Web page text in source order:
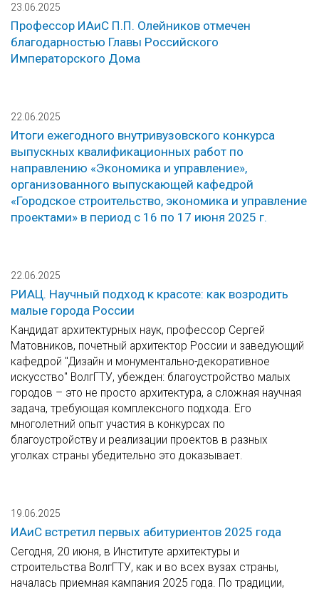
23.06.2025
Профессор ИАиС П.П. Олейников отмечен
благодарностью Главы Российского
Императорского Дома
22.06.2025
Итоги ежегодного внутривузовского конкурса
выпускных квалификационных работ по
направлению «Экономика и управление»,
организованного выпускающей кафедрой
«Городское строительство, экономика и управление
проектами» в период с 16 по 17 июня 2025 г.
22.06.2025
РИАЦ. Научный подход к красоте: как возродить
малые города России
Кандидат архитектурных наук, профессор Сергей
Матовников, почетный архитектор России и заведующий
кафедрой "Дизайн и монументально-декоративное
искусство" ВолгГТУ, убежден: благоустройство малых
городов – это не просто архитектура, а сложная научная
задача, требующая комплексного подхода. Его
многолетний опыт участия в конкурсах по
благоустройству и реализации проектов в разных
уголках страны убедительно это доказывает.
19.06.2025
ИАиС встретил первых абитуриентов 2025 года
Сегодня, 20 июня, в Институте архитектуры и
строительства ВолгГТУ, как и во всех вузах страны,
началась приемная кампания 2025 года. По традиции,